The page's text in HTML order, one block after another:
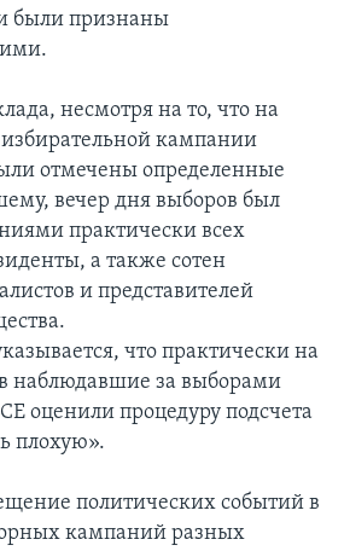
были признаны
несмотря на то, что на
кампании
отмечены определенные
вечер дня выборов был
практически всех
а также сотен
и представителей
что практически на
наблюдавшие за выборами
оценили процедуру подсчета
плохую».
политических событий в
кампаний разных